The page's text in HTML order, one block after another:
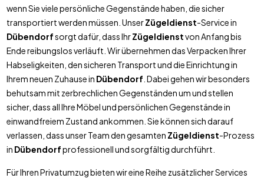
wenn Sie viele persönliche Gegenstände haben, die sicher
transportiert werden müssen. UnserZügeldienst-Service in
Dübendorfsorgt dafür, dass IhrZügeldienstvon Anfang bis
Ende reibungslos verläuft. Wir übernehmen das Verpacken Ihrer
Habseligkeiten, den sicheren Transport und die Einrichtung in
Ihrem neuen Zuhause in Dübendorf . Dabei gehen wir besonders
behutsam mit zerbrechlichen Gegenständen um und stellen
sicher, dass all Ihre Möbel und persönlichen Gegenstände in
einwandfreiem Zustand ankommen. Sie können sich darauf
verlassen, dass unser Team den gesamten Zügeldienst-Prozess
in Dübendorfprofessionell und sorgfältig durchführt.
Für Ihren Privatumzug bieten wir eine Reihe zusätzlicher Services